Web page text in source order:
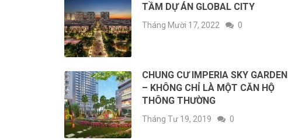
TẦM DỰ ÁN GLOBAL CITY
Tháng Mười 17, 2022 0
CHUNG CƯ IMPERIA SKY GARDEN
– KHÔNG CHỈ LÀ MỘT CĂN HỘ
THÔNG THƯỜNG
Tháng Tư 19, 2019 0